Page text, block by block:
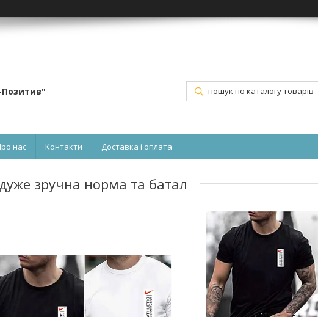
нас Контакти Доставка і оплата
зручна норма та батал